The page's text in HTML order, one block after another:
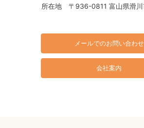
所在地 〒936-0811 富山県滑
メールでのお問い合わせ
会社案内